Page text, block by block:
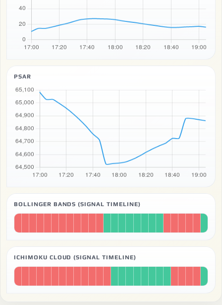
PSAR
BOLLINGER BANDS (SIGNAL TIMELINE)
ICHIMOKU CLOUD (SIGNAL TIMELINE)